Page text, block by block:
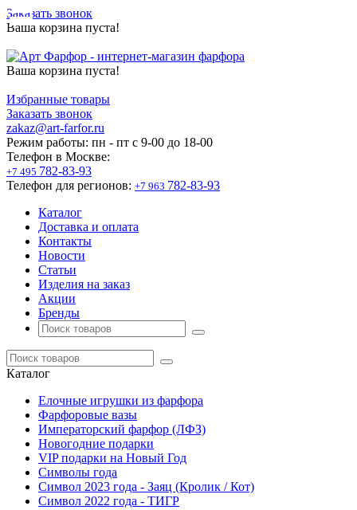
Заказать звонок
Ваша корзина пуста!
Ваша корзина пуста!
Избранные товары
Заказать звонок
zakaz@art-farfor.ru
Режим работы: пн - пт c 9-00 до 18-00
Телефон в Москве:
+7 495 782-83-93
Телефон для регионов: +7 963 782-83-93
Каталог
Доставка и оплата
Контакты
Новости
Статьи
Изделия на заказ
Акции
Бренды
Каталог
Елочные игрушки из фарфора
Фарфоровые вазы
Императорский фарфор (ЛФЗ)
Новогодние подарки
VIP подарки на Новый Год
Символы года
Символ 2023 года - Заяц (Кролик / Кот)
Символ 2022 года - ТИГР